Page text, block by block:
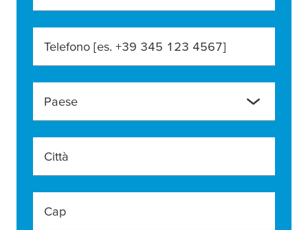
Telefono [es. +39 345 123 4567]
Paese
Città
Cap